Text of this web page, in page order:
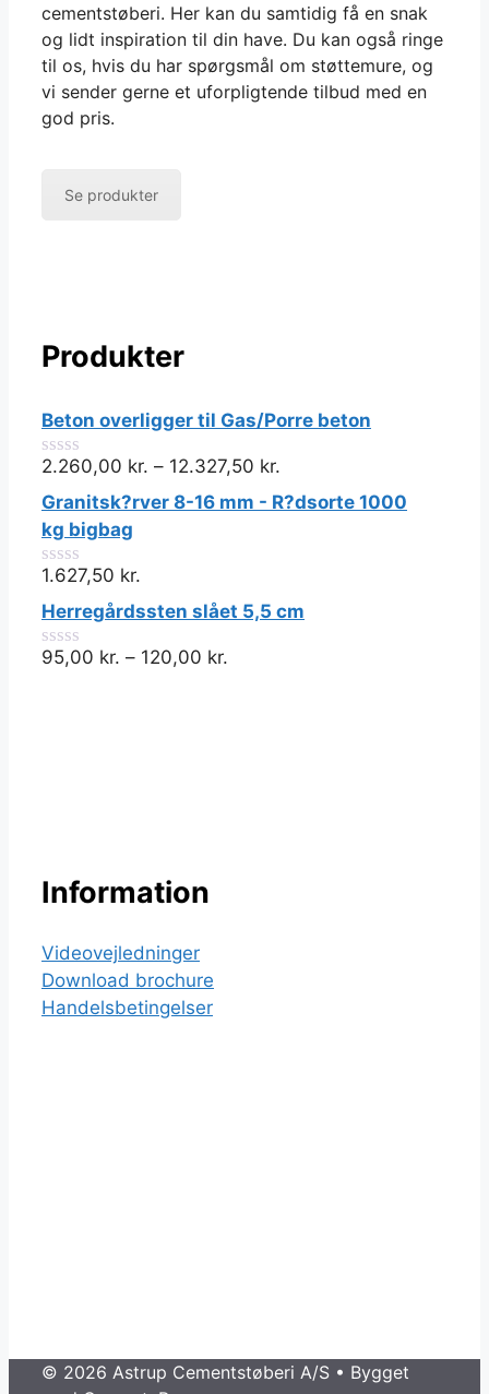
cementstøberi. Her kan du samtidig få en snak
og lidt inspiration til din have. Du kan også ringe
til os, hvis du har spørgsmål om støttemure, og
vi sender gerne et uforpligtende tilbud med en
god pris.
Se produkter
Produkter
Beton overligger til Gas/Porre beton
0
ud
af
5
2.260,00 kr. – 12.327,50 kr.
Granitsk?rver 8-16 mm - R?dsorte 1000
kg bigbag
0
ud
af
5
1.627,50 kr.
Herregårdssten slået 5,5 cm
0
95,00 kr. – 120,00 kr.
Information
Videovejledninger
Download brochure
Handelsbetingelser
© 2026 Astrup Cementstøberi A/S • Bygget